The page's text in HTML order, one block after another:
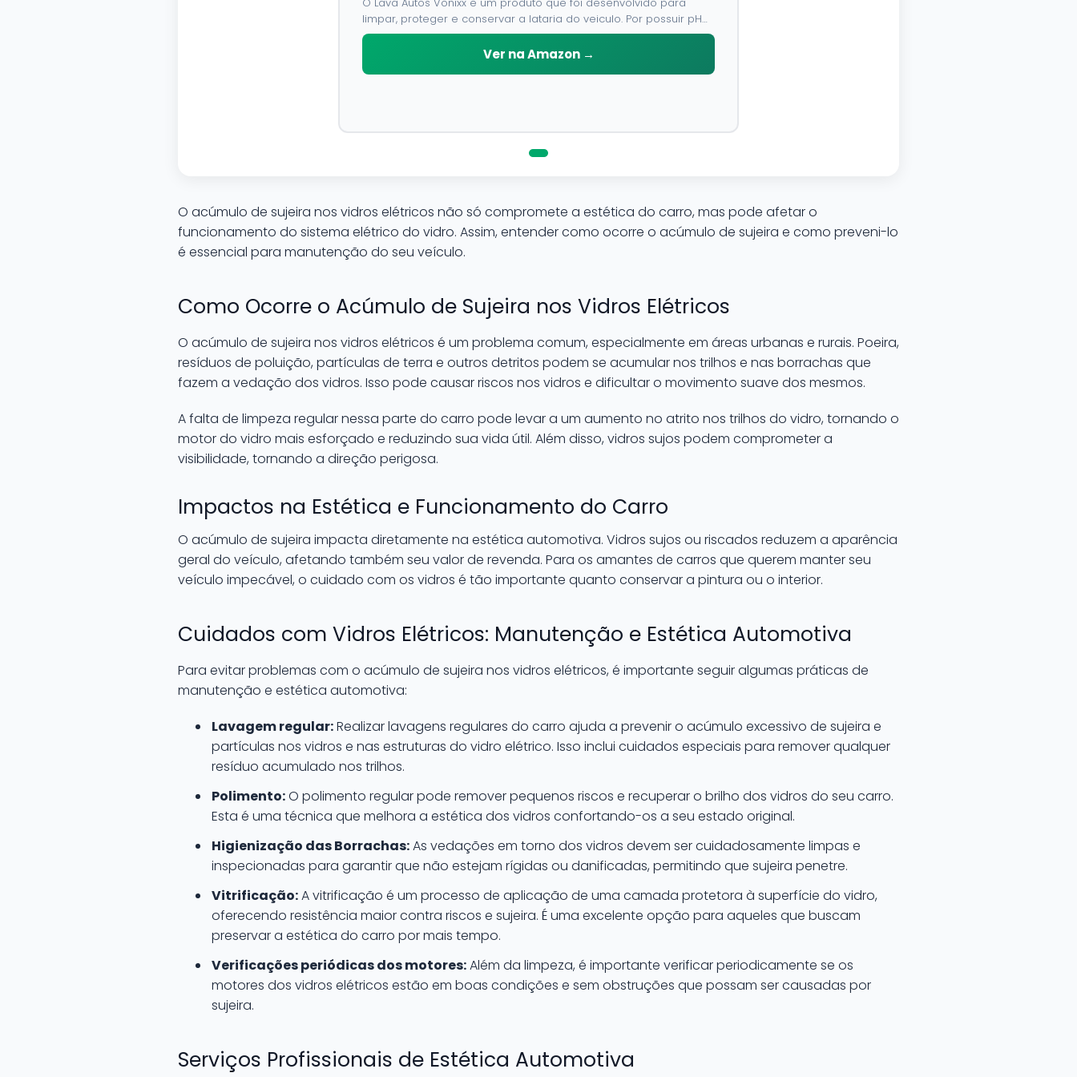
limpar, proteger e conservar a lataria do veiculo. Por possuir pH
neutro, pode ser aplicado em qualquer superficie sem correr o
Ver na Amazon →
O acúmulo de sujeira nos vidros elétricos não só compromete a estética do carro, mas pode afetar o
funcionamento do sistema elétrico do vidro. Assim, entender como ocorre o acúmulo de sujeira e como preveni-lo
é essencial para manutenção do seu veículo.
Como Ocorre o Acúmulo de Sujeira nos Vidros Elétricos
O acúmulo de sujeira nos vidros elétricos é um problema comum, especialmente em áreas urbanas e rurais. Poeira,
resíduos de poluição, partículas de terra e outros detritos podem se acumular nos trilhos e nas borrachas que
fazem a vedação dos vidros. Isso pode causar riscos nos vidros e dificultar o movimento suave dos mesmos.
A falta de limpeza regular nessa parte do carro pode levar a um aumento no atrito nos trilhos do vidro, tornando o
motor do vidro mais esforçado e reduzindo sua vida útil. Além disso, vidros sujos podem comprometer a
visibilidade, tornando a direção perigosa.
Impactos na Estética e Funcionamento do Carro
O acúmulo de sujeira impacta diretamente na estética automotiva. Vidros sujos ou riscados reduzem a aparência
geral do veículo, afetando também seu valor de revenda. Para os amantes de carros que querem manter seu
veículo impecável, o cuidado com os vidros é tão importante quanto conservar a pintura ou o interior.
Cuidados com Vidros Elétricos: Manutenção e Estética Automotiva
Para evitar problemas com o acúmulo de sujeira nos vidros elétricos, é importante seguir algumas práticas de
manutenção e estética automotiva:
Lavagem regular:Realizar lavagens regulares do carro ajuda a prevenir o acúmulo excessivo de sujeira e
partículas nos vidros e nas estruturas do vidro elétrico. Isso inclui cuidados especiais para remover qualquer
resíduo acumulado nos trilhos.
Polimento:O polimento regular pode remover pequenos riscos e recuperar o brilho dos vidros do seu carro.
Esta é uma técnica que melhora a estética dos vidros confortando-os a seu estado original.
Higienização das Borrachas:As vedações em torno dos vidros devem ser cuidadosamente limpas e
inspecionadas para garantir que não estejam rígidas ou danificadas, permitindo que sujeira penetre.
Vitrificação:A vitrificação é um processo de aplicação de uma camada protetora à superfície do vidro,
oferecendo resistência maior contra riscos e sujeira. É uma excelente opção para aqueles que buscam
preservar a estética do carro por mais tempo.
Verificações periódicas dos motores:Além da limpeza, é importante verificar periodicamente se os
motores dos vidros elétricos estão em boas condições e sem obstruções que possam ser causadas por
sujeira.
Serviços Profissionais de Estética Automotiva